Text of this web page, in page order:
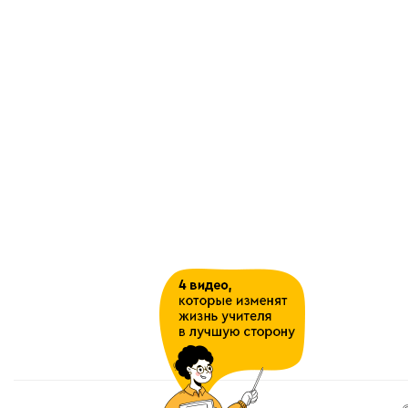
Спортивные игры –
Инструктаж по технике
уроках спортивных
Баскетбол. Правила
права и обязанности